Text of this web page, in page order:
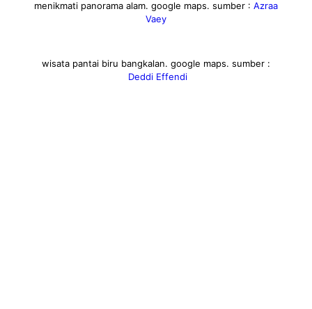
menikmati panorama alam. google maps. sumber : Azraa
Vaey
wisata pantai biru bangkalan. google maps. sumber :
Deddi Effendi